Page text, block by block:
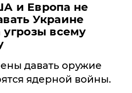
и Европа не
Украине
всему
давать оружие
ядерной войны.